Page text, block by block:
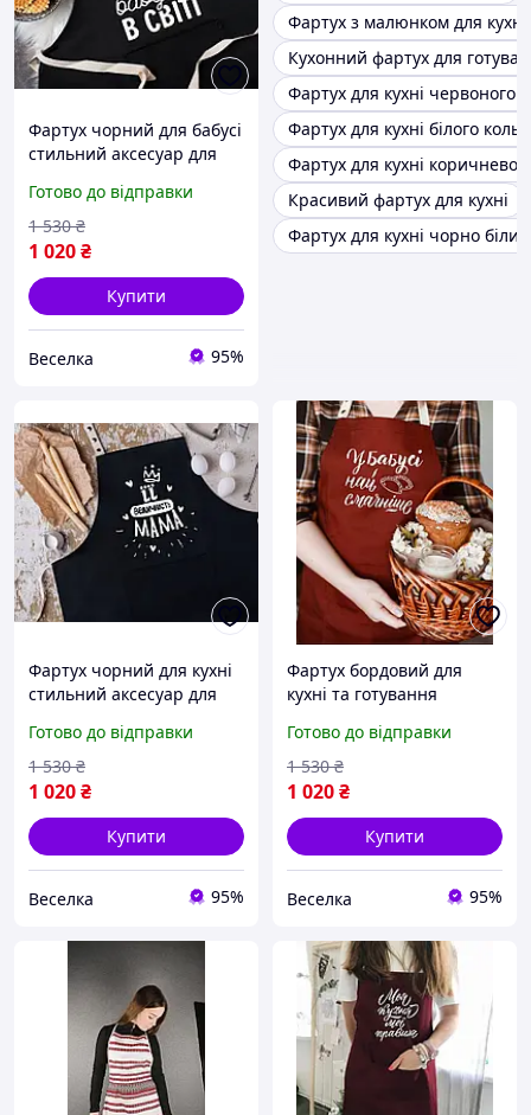
Фартух чорний для бабусі
стильний аксесуар для
регульованими
зав'язками FLAME
Готово до відправки
1 020₴
1 530 ₴
Купити
Веселка 95%
Фартух з малюнком для кухні
Кухонний фартух для
Фартух для кухні червоного
Фартух для кухні білого
Фартух для кухні
Красивий фартух для кухні
Фартух для кухні чорно білий
Фартух чорний для кухні
стильний аксесуар для
регульованими
застібками FLAME
Готово до відправки
1 020₴
1 530 ₴
Купити
Веселка 95%
Фартух бордовий для
кухні та готування
аксесуар для домашнього
затишку FLAME
Готово до відправки
1 020₴
1 530 ₴
Купити
Веселка 95%